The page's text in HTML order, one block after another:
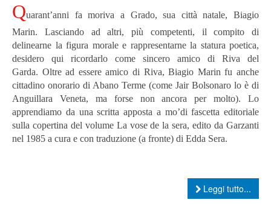
Quarant’anni fa moriva a Grado, sua città natale, Biagio
Marin. Lasciando ad altri, più competenti, il compito di
delinearne la figura morale e rappresentarne la statura poetica,
desidero qui ricordarlo come sincero amico di Riva del
Garda. Oltre ad essere amico di Riva, Biagio Marin fu anche
cittadino onorario di Abano Terme (come Jair Bolsonaro lo è di
Anguillara Veneta, ma forse non ancora per molto). Lo
apprendiamo da una scritta apposta a mo’di fascetta editoriale
sulla copertina del volume La vose de la sera, edito da Garzanti
nel 1985 a cura e con traduzione (a fronte) di Edda Sera.
Leggi tutto...